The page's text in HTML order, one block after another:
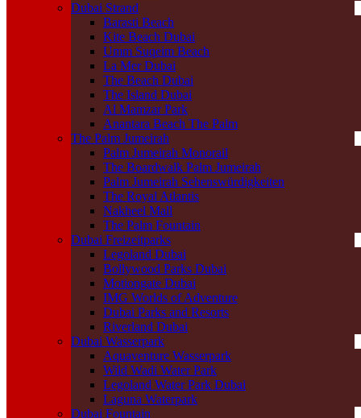
Dubai Strand
Barasti Beach
Kite Beach Dubai
Umm Suqeim Beach
La Mer Dubai
The Beach Dubai
The Island Dubai
Al Mamzar Park
Anantara Beach The Palm
The Palm Jumeirah
Palm Jumeirah Monorail
The Boardwalk Palm Jumeirah
Palm Jumeirah Sehenswürdigkeiten
The Royal Atlantis
Nakheel Mall
The Palm Fountain
Dubai Freizeitparks
Legoland Dubai
Bollywood Parks Dubai
Motiongate Dubai
IMG Worlds of Adventure
Dubai Parks and Resorts
Riverland Dubai
Dubai Wasserpark
Aquaventure Wasserpark
Wild Wadi Water Park
Legoland Water Park Dubai
Laguna Waterpark
Dubai Fountain